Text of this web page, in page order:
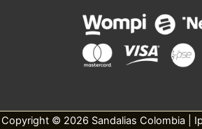
Copyright © 2026 Sandalias Colombia |